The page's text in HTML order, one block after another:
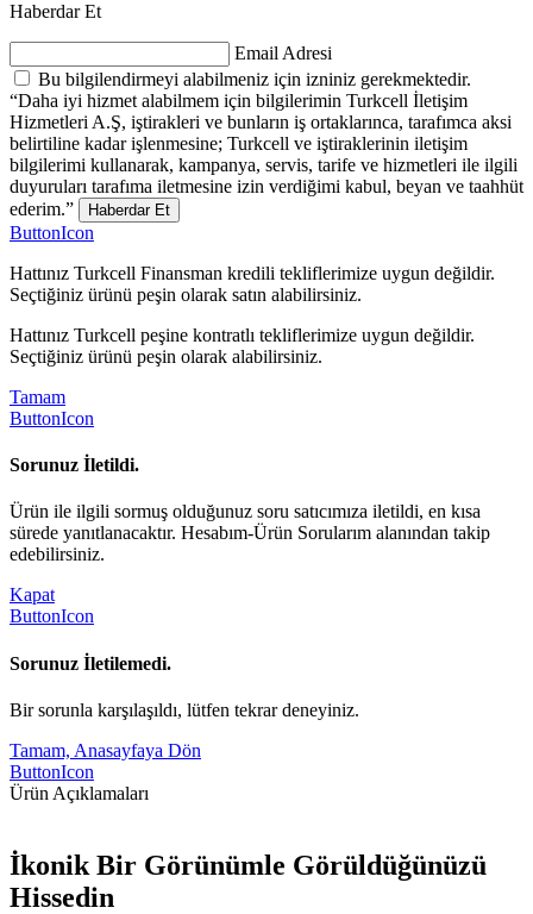
Haberdar Et
Email Adresi
Bu bilgilendirmeyi alabilmeniz için izniniz gerekmektedir.
“Daha iyi hizmet alabilmem için bilgilerimin Turkcell İletişim
Hizmetleri A.Ş, iştirakleri ve bunların iş ortaklarınca, tarafımca aksi
belirtiline kadar işlenmesine; Turkcell ve iştiraklerinin iletişim
bilgilerimi kullanarak, kampanya, servis, tarife ve hizmetleri ile ilgili
duyuruları tarafıma iletmesine izin verdiğimi kabul, beyan ve taahhüt
ederim.”
Haberdar Et
ButtonIcon
Hattınız Turkcell Finansman kredili tekliflerimize uygun değildir.
Seçtiğiniz ürünü peşin olarak satın alabilirsiniz.
Hattınız Turkcell peşine kontratlı tekliflerimize uygun değildir.
Seçtiğiniz ürünü peşin olarak alabilirsiniz.
Tamam
ButtonIcon
Sorunuz İletildi.
Ürün ile ilgili sormuş olduğunuz soru satıcımıza iletildi, en kısa
sürede yanıtlanacaktır. Hesabım-Ürün Sorularım alanından takip
edebilirsiniz.
Kapat
ButtonIcon
Sorunuz İletilemedi.
Bir sorunla karşılaşıldı, lütfen tekrar deneyiniz.
Tamam, Anasayfaya Dön
ButtonIcon
Ürün Açıklamaları
İkonik Bir Görünümle Görüldüğünüzü
Hissedin